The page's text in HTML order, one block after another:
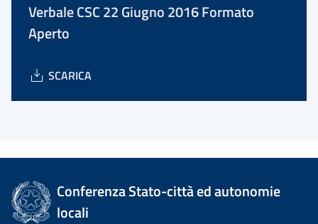
Verbale CSC 22 Giugno 2016 Formato
Aperto
SCARICA
Conferenza Stato-città ed autonomie
locali